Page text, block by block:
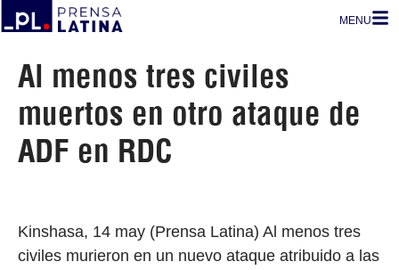
MENU
Al menos tres civiles
muertos en otro ataque de
ADF en RDC
Kinshasa, 14 may (Prensa Latina) Al menos tres
civiles murieron en un nuevo ataque atribuido a las